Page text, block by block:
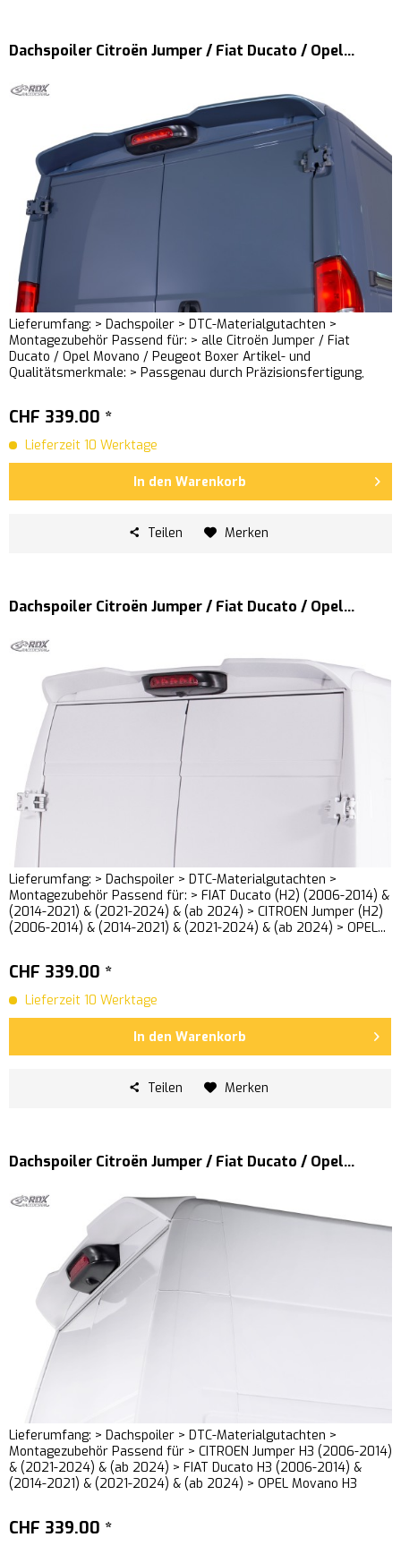
Dachspoiler Citroën Jumper / Fiat Ducato / Opel...
Lieferumfang: > Dachspoiler > DTC-Materialgutachten >
Montagezubehör Passend für: > alle Citroën Jumper / Fiat
Ducato / Opel Movano / Peugeot Boxer Artikel- und
Qualitätsmerkmale: > Passgenau durch Präzisionsfertigung,
CHF 339.00 *
Lieferzeit 10 Werktage
In den Warenkorb
Teilen Merken
Dachspoiler Citroën Jumper / Fiat Ducato / Opel...
Lieferumfang: > Dachspoiler > DTC-Materialgutachten >
Montagezubehör Passend für: > FIAT Ducato (H2) (2006-2014) &
(2014-2021) & (2021-2024) & (ab 2024) > CITROEN Jumper (H2)
(2006-2014) & (2014-2021) & (2021-2024) & (ab 2024) > OPEL...
CHF 339.00 *
Lieferzeit 10 Werktage
In den Warenkorb
Teilen Merken
Dachspoiler Citroën Jumper / Fiat Ducato / Opel...
Lieferumfang: > Dachspoiler > DTC-Materialgutachten >
Montagezubehör Passend für > CITROEN Jumper H3 (2006-2014)
& (2021-2024) & (ab 2024) > FIAT Ducato H3 (2006-2014) &
(2014-2021) & (2021-2024) & (ab 2024) > OPEL Movano H3
CHF 339.00 *